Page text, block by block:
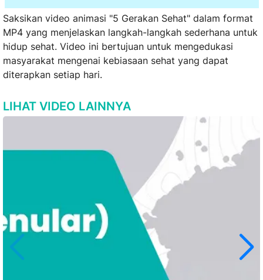
Saksikan video animasi "5 Gerakan Sehat" dalam format
MP4 yang menjelaskan langkah-langkah sederhana untuk
hidup sehat. Video ini bertujuan untuk mengedukasi
masyarakat mengenai kebiasaan sehat yang dapat
diterapkan setiap hari.
LIHAT VIDEO LAINNYA